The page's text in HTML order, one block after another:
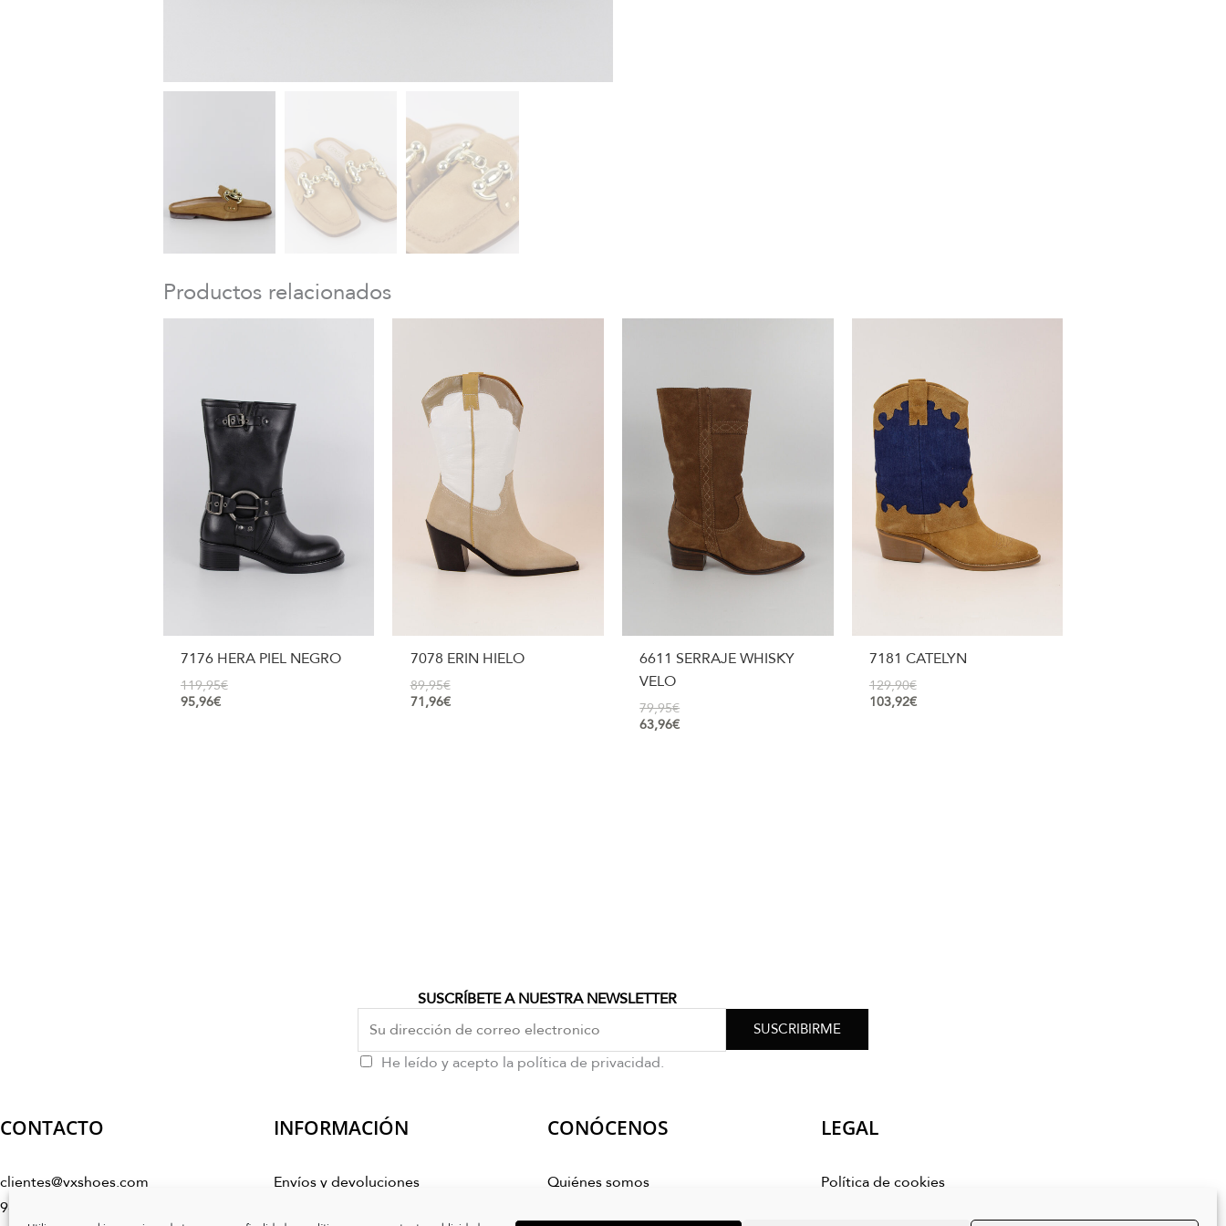
Productos relacionados
7176 HERA PIEL NEGRO
119,95€
95,96€
7078 ERIN HIELO
89,95€
71,96€
6611 SERRAJE WHISKY
VELO
79,95€
63,96€
7181 CATELYN
129,90€
103,92€
SUSCRÍBETE A NUESTRA NEWSLETTER
He leído y acepto la política de privacidad.
SUSCRIBIRME
CONTACTO
clientes@vxshoes.com
986 17 50 04
INFORMACIÓN
Envíos y devoluciones
CONÓCENOS
Quiénes somos
LEGAL
Política de cookies